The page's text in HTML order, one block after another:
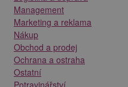
Management
Marketing a reklama
Nákup
Obchod a prodej
Ochrana a ostraha
Ostatní